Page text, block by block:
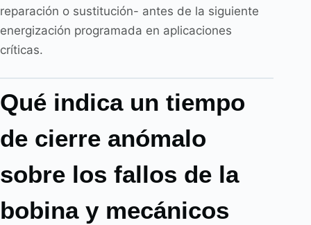
reparación o sustitución- antes de la siguiente
energización programada en aplicaciones
críticas.
Qué indica un tiempo
de cierre anómalo
sobre los fallos de la
bobina y mecánicos